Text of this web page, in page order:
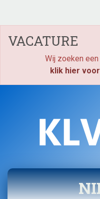
VACATURE
Wij zoeken
klik hier